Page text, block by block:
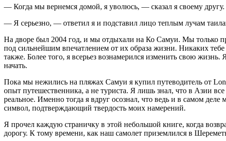
— Когда мы вернемся домой, я уволюсь, — сказал я своему другу.
— Я серьезно, — ответил я и подставил лицо теплым лучам
На дворе был 2004 год, и мы отдыхали на Ко Самуи. Мы только
под сильнейшим впечатлением от их образа жизни. Никаких
также. Более того, я всерьез вознамерился изменить свою
начать.
Пока мы нежились на пляжах Самуи я купил путеводитель от
опыт путешественника, а не туриста. Я лишь знал, что в Азии
реальное. Именно тогда я вдруг осознал, что ведь и в самом
символ, подтверждающий твердость моих намерений.
Я прочел каждую страничку в этой небольшой книге, когда
дорогу. К тому времени, как наш самолет приземлился в